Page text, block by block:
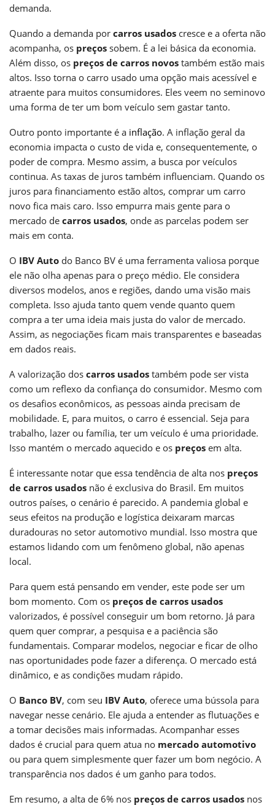
demanda.
Quando a demanda por carros usados cresce e a oferta não
acompanha, os preços sobem. É a lei básica da economia.
Além disso, os preços de carros novos também estão mais
altos. Isso torna o carro usado uma opção mais acessível e
atraente para muitos consumidores. Eles veem no seminovo
uma forma de ter um bom veículo sem gastar tanto.
Outro ponto importante é a inflação. A inflação geral da
economia impacta o custo de vida e, consequentemente, o
poder de compra. Mesmo assim, a busca por veículos
continua. As taxas de juros também influenciam. Quando os
juros para financiamento estão altos, comprar um carro
novo fica mais caro. Isso empurra mais gente para o
mercado de carros usados, onde as parcelas podem ser
mais em conta.
O IBV Auto do Banco BV é uma ferramenta valiosa porque
ele não olha apenas para o preço médio. Ele considera
diversos modelos, anos e regiões, dando uma visão mais
completa. Isso ajuda tanto quem vende quanto quem
compra a ter uma ideia mais justa do valor de mercado.
Assim, as negociações ficam mais transparentes e baseadas
em dados reais.
A valorização dos carros usados também pode ser vista
como um reflexo da confiança do consumidor. Mesmo com
os desafios econômicos, as pessoas ainda precisam de
mobilidade. E, para muitos, o carro é essencial. Seja para
trabalho, lazer ou família, ter um veículo é uma prioridade.
Isso mantém o mercado aquecido e os preços em alta.
É interessante notar que essa tendência de alta nos preços
de carros usados não é exclusiva do Brasil. Em muitos
outros países, o cenário é parecido. A pandemia global e
seus efeitos na produção e logística deixaram marcas
duradouras no setor automotivo mundial. Isso mostra que
estamos lidando com um fenômeno global, não apenas
local.
Para quem está pensando em vender, este pode ser um
bom momento. Com os preços de carros usados
valorizados, é possível conseguir um bom retorno. Já para
quem quer comprar, a pesquisa e a paciência são
fundamentais. Comparar modelos, negociar e ficar de olho
nas oportunidades pode fazer a diferença. O mercado está
dinâmico, e as condições mudam rápido.
O Banco BV, com seu IBV Auto, oferece uma bússola para
navegar nesse cenário. Ele ajuda a entender as flutuações e
a tomar decisões mais informadas. Acompanhar esses
dados é crucial para quem atua no mercado automotivo
ou para quem simplesmente quer fazer um bom negócio. A
transparência nos dados é um ganho para todos.
Em resumo, a alta de 6% nos preços de carros usados nos